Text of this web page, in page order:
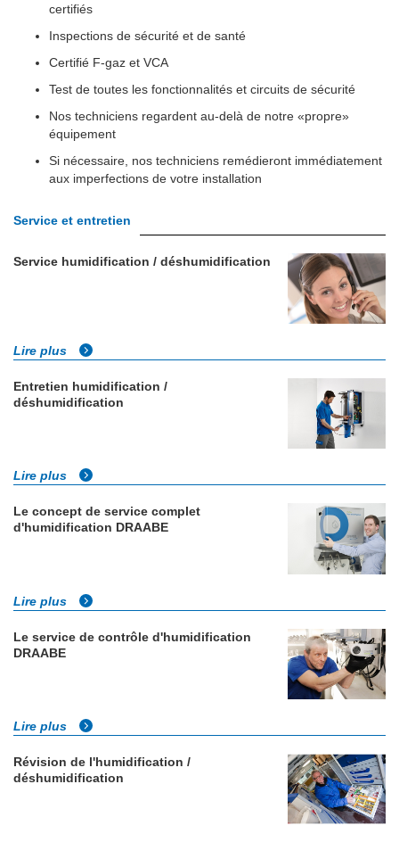
certifiés
Inspections de sécurité et de santé
Certifié F-gaz et VCA
Test de toutes les fonctionnalités et circuits de sécurité
Nos techniciens regardent au-delà de notre «propre»
équipement
Si nécessaire, nos techniciens remédieront immédiatement
aux imperfections de votre installation
Service et entretien
Service humidification / déshumidification
Lire plus
Entretien humidification /
déshumidification
Lire plus
Le concept de service complet
d'humidification DRAABE
Lire plus
Le service de contrôle d'humidification
DRAABE
Lire plus
Révision de l'humidification /
déshumidification